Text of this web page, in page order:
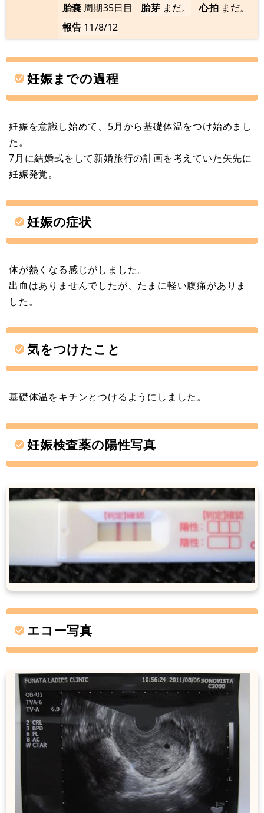
胎嚢 周期35日目 胎芽 まだ。 心拍 まだ。
報告 11/8/12
妊娠までの過程
妊娠を意識し始めて、5月から基礎体温をつけ始めまし
た。
7月に結婚式をして新婚旅行の計画を考えていた矢先に
妊娠発覚。
妊娠の症状
体が熱くなる感じがしました。
出血はありませんでしたが、たまに軽い腹痛がありま
した。
気をつけたこと
基礎体温をキチンとつけるようにしました。
妊娠検査薬の陽性写真
エコー写真